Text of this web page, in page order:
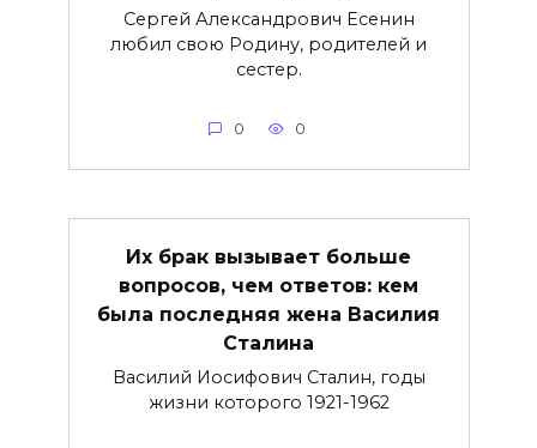
Сергей Александрович Есенин
любил свою Родину, родителей и
сестер.
0 0
Их брак вызывает больше
вопросов, чем ответов: кем
была последняя жена Василия
Сталина
Василий Иосифович Сталин, годы
жизни которого 1921-1962